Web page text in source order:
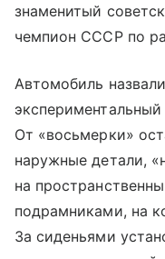
знаменитый
чемпион СССР по
Автомобиль
От «восьмерки»
наружные детали,
на
подрамниками, на
За сиденьями